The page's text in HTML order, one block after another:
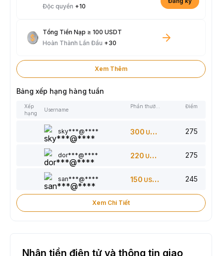
Độc quyền +10
Tổng Tiền Nạp ≥ 100 USDT
Hoàn Thành Lần Đầu +30
Xem Thêm
Bảng xếp hạng hàng tuần
Xếp
hạng
Username
Điểm
sky***@**** 300 USDT 275
dor***@**** 220 USDT 275
san***@**** 150 USDT 245
Xem Chi Tiết
Nhận tiền điện tử và thông tin giao